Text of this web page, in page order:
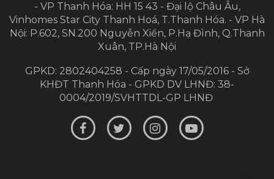
- VP Thanh Hóa: HH 15 43 - Đại lộ Châu Âu,
Vinhomes Star City Thanh Hoá, T.Thanh Hóa. - VP Hà
Nội: P.602, SN.200 Nguyễn Xiển, P.Hạ Đình, Q.Thanh
Xuân, TP.Hà Nội
GPKD: 2802404258 - Cấp ngày 17/05/2016 - Sở
KHĐT Thanh Hóa - GPKD DV LHNĐ: 38-
0004/2019/SVHTTDL-GP LHNĐ